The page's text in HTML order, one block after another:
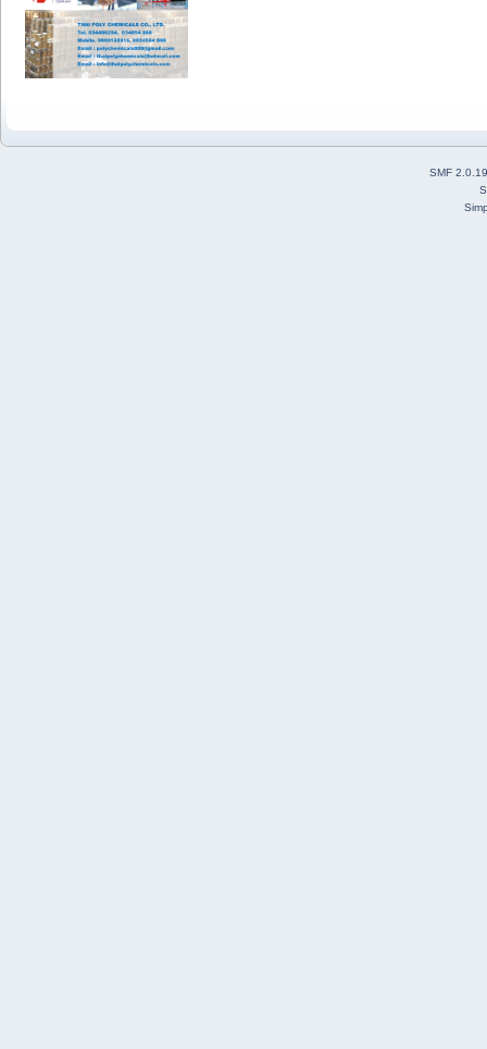
SMF 2.0.19